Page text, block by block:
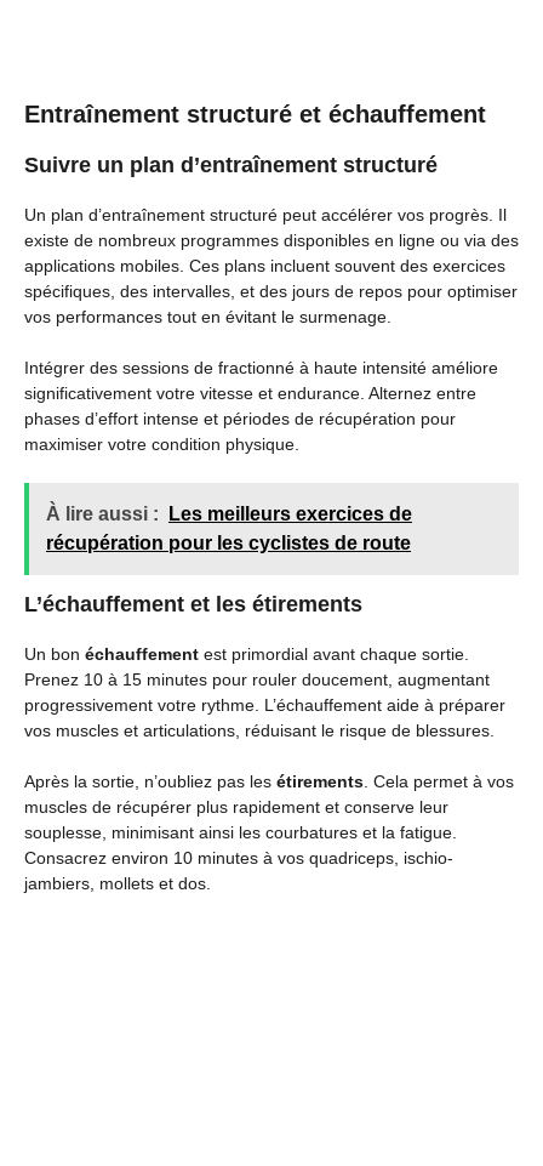
Entraînement structuré et échauffement
Suivre un plan d’entraînement structuré
Un plan d’entraînement structuré peut accélérer vos progrès. Il
existe de nombreux programmes disponibles en ligne ou via des
applications mobiles. Ces plans incluent souvent des exercices
spécifiques, des intervalles, et des jours de repos pour optimiser
vos performances tout en évitant le surmenage.
Intégrer des sessions de fractionné à haute intensité améliore
significativement votre vitesse et endurance. Alternez entre
phases d’effort intense et périodes de récupération pour
maximiser votre condition physique.
À lire aussi :
Les meilleurs exercices de
récupération pour les cyclistes de route
L’échauffement et les étirements
Un bon échauffement est primordial avant chaque sortie.
Prenez 10 à 15 minutes pour rouler doucement, augmentant
progressivement votre rythme. L’échauffement aide à préparer
vos muscles et articulations, réduisant le risque de blessures.
Après la sortie, n’oubliez pas les étirements . Cela permet à vos
muscles de récupérer plus rapidement et conserve leur
souplesse, minimisant ainsi les courbatures et la fatigue.
Consacrez environ 10 minutes à vos quadriceps, ischio-
jambiers, mollets et dos.